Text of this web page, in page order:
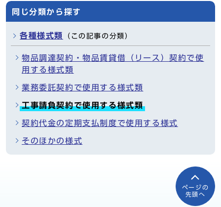
同じ分類から探す
各種様式類 （この記事の分類）
物品調達契約・物品賃貸借（リース）契約で使
用する様式類
業務委託契約で使用する様式類
工事請負契約で使用する様式類
契約代金の定期支払制度で使用する様式
そのほかの様式
ページの
先頭へ